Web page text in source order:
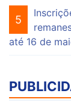
5
até 16 de